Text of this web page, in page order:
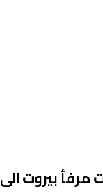
مرفأ بيروت الى